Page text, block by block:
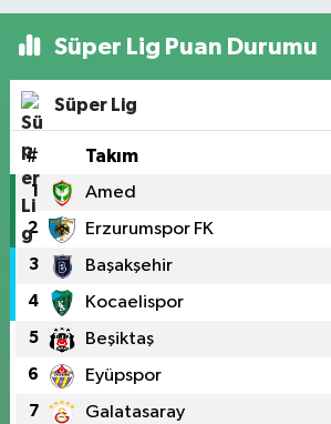
Süper Lig Puan Durumu
Süper Lig
# Takım
1 Amed
2 Erzurumspor FK
3 Başakşehir
4 Kocaelispor
5 Beşiktaş
6 Eyüpspor
7 Galatasaray